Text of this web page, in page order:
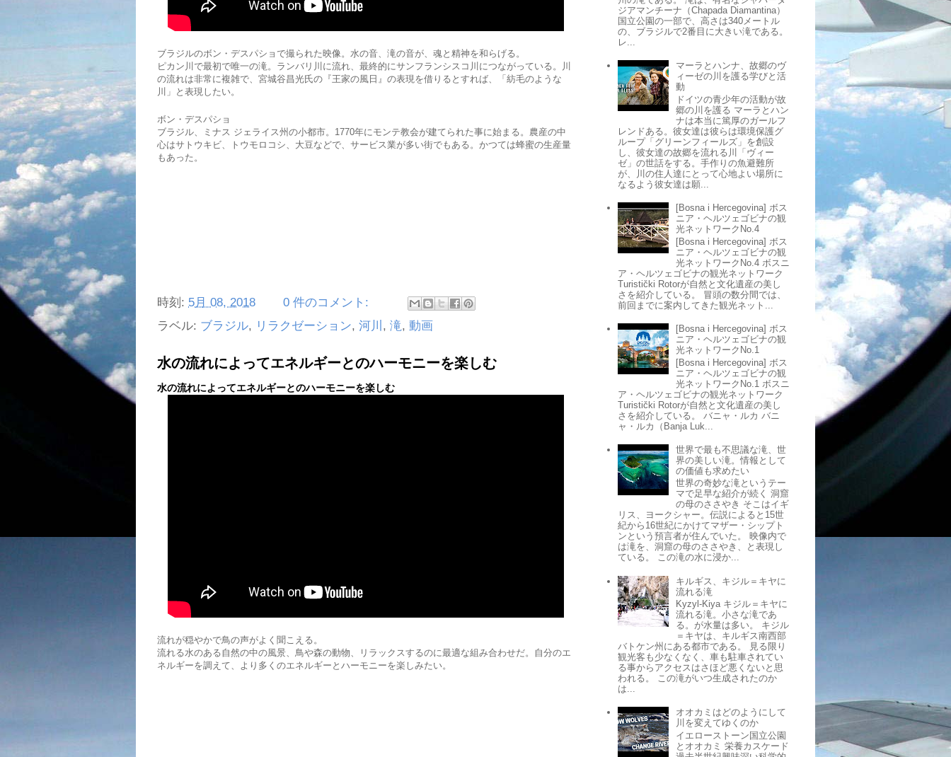
ブラジルのボン・デスパショで撮られた映像。水の音、滝の音が、魂と精神を和らげる。
ピカン川で最初で唯一の滝。ランバリ川に流れ、最終的にサンフランシスコ川につながっている。川
の流れは非常に複雑で、宮城谷昌光氏の『王家の風日』の表現を借りるとすれば、「紡毛のような
川」と表現したい。
ボン・デスパショ
ブラジル、ミナス ジェライス州の小都市。1770年にモンテ教会が建てられた事に始まる。農産の中
心はサトウキビ、トウモロコシ、大豆などで、サービス業が多い街でもある。かつては蜂蜜の生産量
もあった。
時刻: 5月 08, 2018
0 件のコメント:
ラベル: ブラジル, リラクゼーション, 河川 , 滝, 動画
水の流れによってエネルギーとのハーモニーを楽しむ
水の流れによってエネルギーとのハーモニーを楽しむ
流れが穏やかで鳥の声がよく聞こえる。
流れる水のある自然の中の風景、鳥や森の動物、リラックスするのに最適な組み合わせだ。自分のエ
ネルギーを調えて、より多くのエネルギーとハーモニーを楽しみたい。
ジアマンチーナ（Chapada Diamantina）
国立公園の一部で、高さは340メートル
の、ブラジルで2番目に大きい滝である。
レ...
マーラとハンナ、故郷のヴ
ィーゼの川を護る学びと活
動
ドイツの青少年の活動が故
郷の川を護る マーラとハン
ナは本当に篤厚のガールフ
レンドある。彼女達は彼らは環境保護グ
ループ「グリーンフィールズ」を創設
し、彼女達の故郷を流れる川「ヴィー
ゼ」の世話をする。手作りの魚避難所
が、川の住人達にとって心地よい場所に
なるよう彼女達は願...
[Bosna i Hercegovina] ボス
ニア・ヘルツェゴビナの観
光ネットワークNo.4
[Bosna i Hercegovina] ボス
ニア・ヘルツェゴビナの観
光ネットワークNo.4 ボスニ
ア・ヘルツェゴビナの観光ネットワーク
Turistički Rotorが自然と文化遺産の美し
さを紹介している。 冒頭の数分間では、
前回までに案内してきた観光ネット...
[Bosna i Hercegovina] ボス
ニア・ヘルツェゴビナの観
光ネットワークNo.1
[Bosna i Hercegovina] ボス
ニア・ヘルツェゴビナの観
光ネットワークNo.1 ボスニ
ア・ヘルツェゴビナの観光ネットワーク
Turistički Rotorが自然と文化遺産の美し
さを紹介している。 バニャ・ルカ バニ
ャ・ルカ（Banja Luk...
世界で最も不思議な滝、世
界の美しい滝。情報として
の価値も求めたい
世界の奇妙な滝というテー
マで足早な紹介が続く 洞窟
の母のささやき そこはイギ
リス、ヨークシャー。伝説によると15世
紀から16世紀にかけてマザー・シップト
ンという預言者が住んでいた。 映像内で
は滝を、洞窟の母のささやき、と表現し
ている。 この滝の水に浸か...
キルギス、キジル＝キヤに
流れる滝
Kyzyl-Kiya キジル＝キヤに
流れる滝。小さな滝であ
る。が水量は多い。 キジル
＝キヤは、キルギス南西部
バトケン州にある都市である。 見る限り
観光客も少なくなく、車も駐車されてい
る事からアクセスはさほど悪くないと思
われる。 この滝がいつ生成されたのか
は...
オオカミはどのようにして
川を変えてゆくのか
イエローストーン国立公園
とオオカミ 栄養カスケード